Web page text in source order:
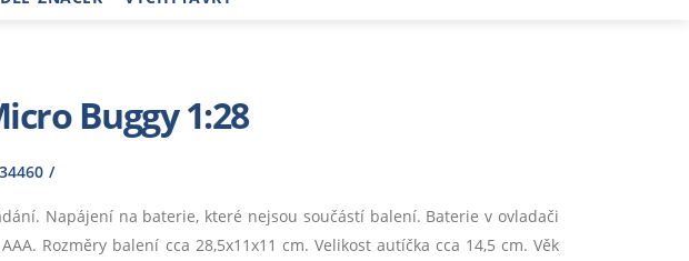
Buggy 1:28
Napájení na baterie, které nejsou součástí balení. Baterie v ovladači
Rozměry balení cca 28,5x11x11 cm. Velikost autíčka cca 14,5 cm. Věk